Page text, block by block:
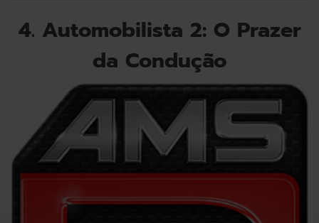
4. Automobilista 2: O Prazer
da Condução